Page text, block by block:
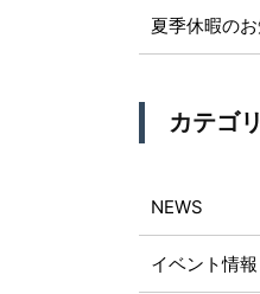
夏季休暇の
カテゴ
NEWS
イベント情報